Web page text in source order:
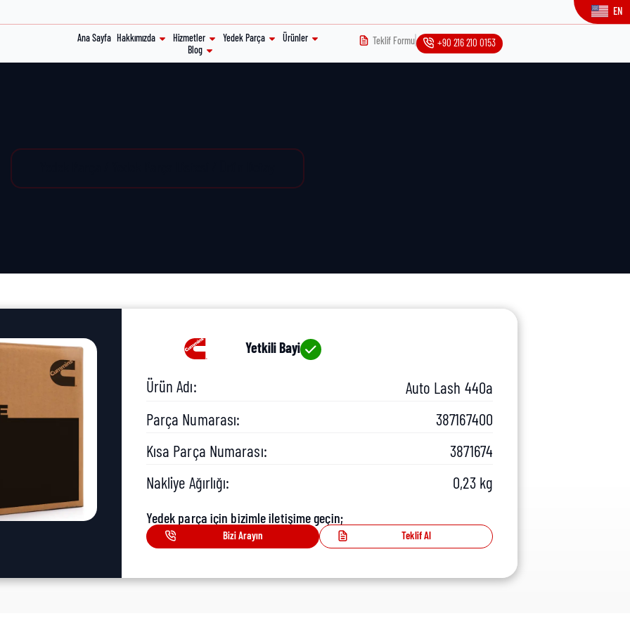
EN
Ana Sayfa Hakkımızda Hizmetler Yedek Parça
Ürünler
Blog
Teklif Formu +90 216 210 0153
Yetkili Bayi
Ürün Adı:
Auto Lash 440a
Parça Numarası:
387167400
Kısa Parça Numarası:
3871674
Nakliye Ağırlığı:
0,23 kg
Yedek parça için bizimle iletişime geçin;
Bizi Arayın Teklif Al